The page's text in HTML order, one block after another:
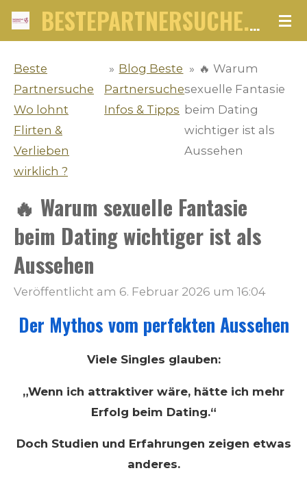
Zum
BESTEPARTNERSUCHE.NET
Beste
Partnersuche
Wo lohnt
Flirten &
Verlieben
wirklich ?
» Blog Beste
Partnersuche
Infos & Tipps
» 🔥 Warum
sexuelle Fantasie
beim Dating
wichtiger ist als
Aussehen
🔥 Warum sexuelle Fantasie
beim Dating wichtiger ist als
Aussehen
Veröffentlicht am 6. Februar 2026 um 16:04
Der Mythos vom perfekten Aussehen
Viele Singles glauben:
„Wenn ich attraktiver wäre, hätte ich mehr
Erfolg beim Dating.“
Doch Studien und Erfahrungen zeigen etwas
anderes.